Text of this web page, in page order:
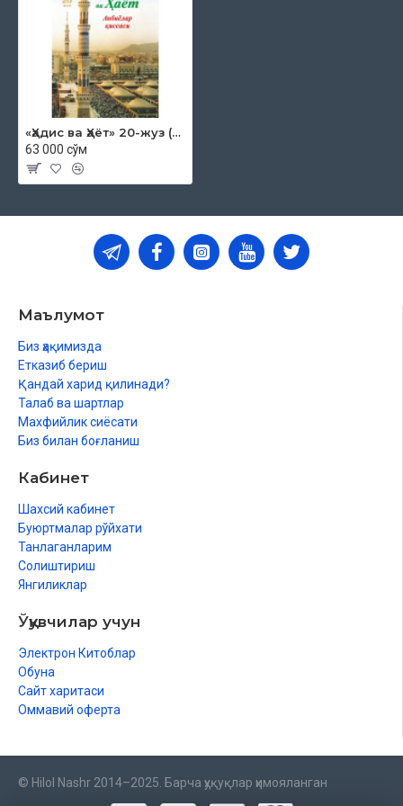
Юнус алайҳиссалом
Закариё алайҳиссалом
Яҳё алайҳиссалом
Ийсо алайҳиссалом
«Ҳадис ва Ҳаёт» 20-жуз (экспорт учун)
63 000 сўм
Маълумот
Биз ҳақимизда
Етказиб бериш
Қандай харид қилинади?
Талаб ва шартлар
Махфийлик сиёсати
Биз билан боғланиш
Кабинет
Шахсий кабинет
Буюртмалар рўйхати
Танлаганларим
Солиштириш
Янгиликлар
Ўқувчилар учун
Электрон Китоблар
Обуна
Сайт харитаси
Оммавий оферта
© Hilol Nashr 2014–2025. Барча ҳуқуқлар ҳимояланган